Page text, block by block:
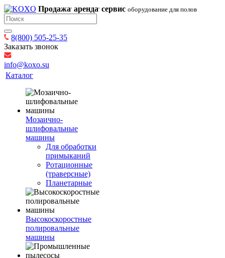
Продажа аренда сервис оборудование для полов
8(800) 505-25-35
Заказать звонок
info@koxo.su
Каталог
Мозаично-
шлифовальные
машины
Для обработки
примыканий
Ротационные
(траверсные)
Планетарные
Высокоскоростные
полировальные
машины